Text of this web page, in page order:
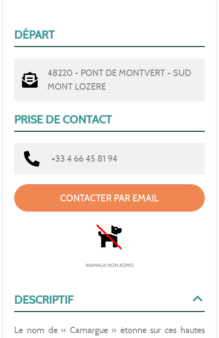
DESCRIPTIF
Le nom de « Camargue » étonne sur ces hautes
DÉPART
48220 - PONT DE MONTVERT - SUD
MONT LOZERE
PRISE DE CONTACT
+33 4 66 45 81 94
CONTACTER PAR EMAIL
ANIMAUX NON ADMIS